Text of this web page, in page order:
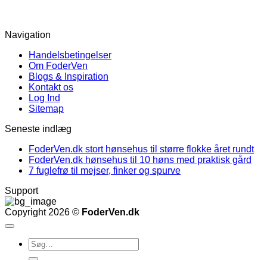
Navigation
Handelsbetingelser
Om FoderVen
Blogs & Inspiration
Kontakt os
Log Ind
Sitemap
Seneste indlæg
FoderVen.dk stort hønsehus til større flokke året rundt
FoderVen.dk hønsehus til 10 høns med praktisk gård
7 fuglefrø til mejser, finker og spurve
Support
Copyright 2026 © FoderVen.dk
Søg
efter: